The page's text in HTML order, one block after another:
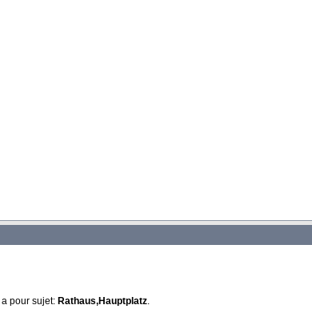
a pour sujet: Rathaus,Hauptplatz.